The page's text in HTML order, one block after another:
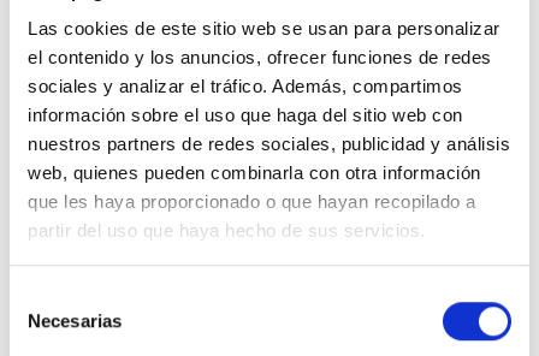
Las cookies de este sitio web se usan para personalizar
el contenido y los anuncios, ofrecer funciones de redes
sociales y analizar el tráfico. Además, compartimos
información sobre el uso que haga del sitio web con
nuestros partners de redes sociales, publicidad y análisis
web, quienes pueden combinarla con otra información
que les haya proporcionado o que hayan recopilado a
partir del uso que haya hecho de sus servicios.
Necesarias
Industrie Antifriction
Industrie Électronique
Brasage À La Vague
Brasage Manuel
Brasage Sélectif